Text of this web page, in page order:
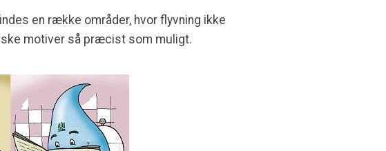
en række områder, hvor flyvning ikke
motiver så præcist som muligt.